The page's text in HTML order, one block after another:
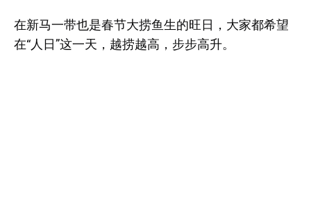
在新马一带也是春节大捞鱼生的旺日，大家都希望
在“人日”这一天，越捞越高，步步高升。